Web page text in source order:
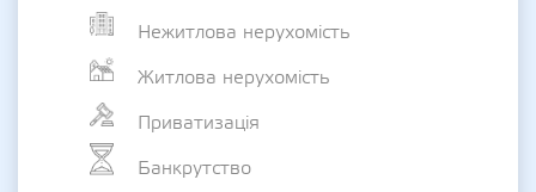
Нежитлова нерухомість
Житлова нерухомість
Приватизація
Банкрутство